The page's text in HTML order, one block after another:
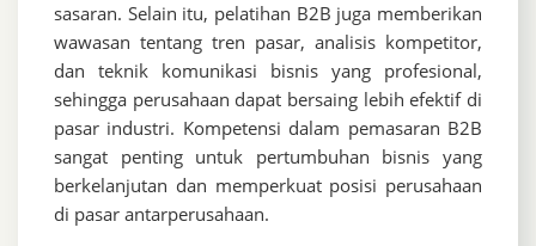
sasaran. Selain itu, pelatihan B2B juga memberikan
wawasan tentang tren pasar, analisis kompetitor,
dan teknik komunikasi bisnis yang profesional,
sehingga perusahaan dapat bersaing lebih efektif di
pasar industri. Kompetensi dalam pemasaran B2B
sangat penting untuk pertumbuhan bisnis yang
berkelanjutan dan memperkuat posisi perusahaan
di pasar antarperusahaan.